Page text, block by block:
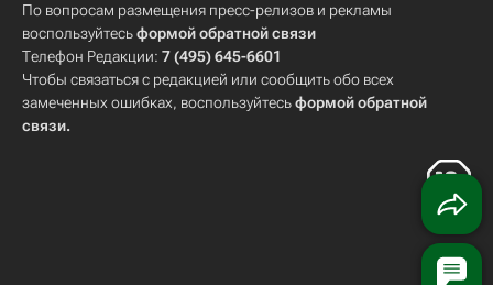
По вопросам размещения пресс-релизов и рекламы
воспользуйтесьформой обратной связи
Телефон Редакции: 7 (495) 645-6601
Чтобы связаться с редакцией или сообщить обо всех
замеченных ошибках, воспользуйтесьформой обратной
связи.